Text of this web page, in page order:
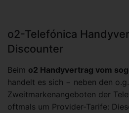
o2-Telefónica
Discounter
Beim o2 Handyvertrag vom
handelt es sich − neben den o.g.
Zweitmarkenangeboten der
oftmals um Provider-Tarife: